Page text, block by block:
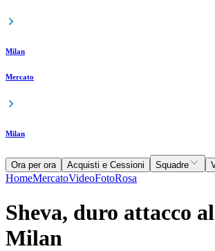
Milan
Mercato
Milan
Ora per ora Acquisti e Cessioni Squadre
HomeMercatoVideoFotoRosa
Sheva, duro attacco
Milan